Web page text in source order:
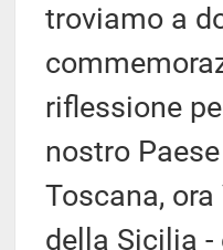
troviamo a
riflessione
nostro
Toscana,
della Sicilia -